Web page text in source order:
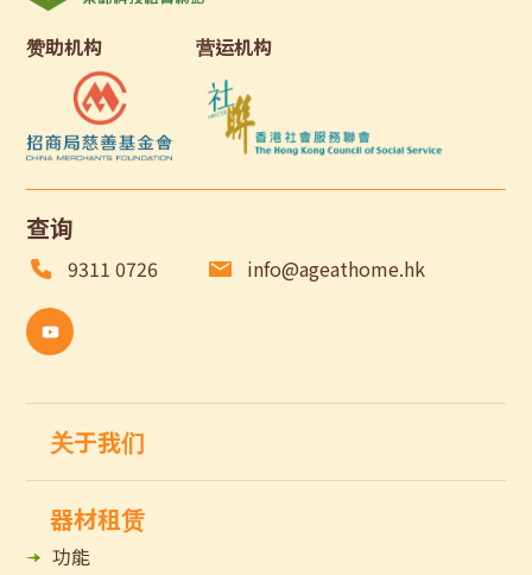
赞助机构 营运机构
查询
9311 0726 info@ageathome.hk
关于我们
器材租赁
功能